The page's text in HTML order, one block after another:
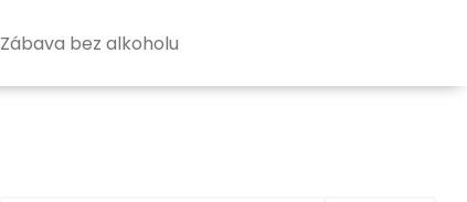
Zábava bez alkoholu